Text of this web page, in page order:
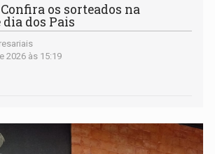
Confira os sorteados na
dos Pais
2026 às 15:19